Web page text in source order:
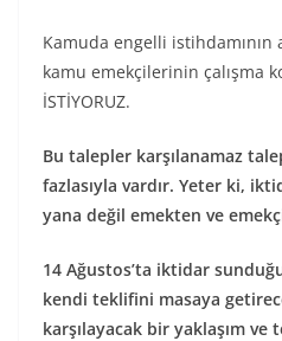
Kamuda engelli istihdamının
kamu emekçilerinin çalışma
İSTİYORUZ.
Bu talepler karşılanamaz
fazlasıyla vardır. Yeter ki,
yana değil emekten ve
14 Ağustos’ta iktidar
kendi teklifini masaya
karşılayacak bir yaklaşım